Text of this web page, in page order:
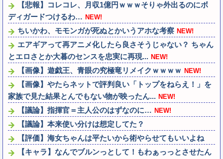
【悲報】コレコレ、月収1億円ｗｗｗそりゃ外出るのにボ
ディガードつけるわ… NEW!
ちいかわ、モモンガが死ぬとかいうアホな考察 NEW!
エアギアって再アニメ化したら良さそうじゃない？ ちゃん
とエロさとか大暮のセンスを忠実に再現... NEW!
【画像】遊戯王、青眼の究極竜リメイクｗｗｗｗ NEW!
【画像】やたらネットで評判良い「トップをねらえ！」を
家族で見た結果とんでもない物が映ったん... NEW!
【議論】指揮官＝主人公のはずなのに… NEW!
【議論】本来使い分けは想定してた？
【評価】海女ちゃんは平たいから術やらせてもいいよね
【キャラ】なんでブルンっとして！もわぁっっとさせたん